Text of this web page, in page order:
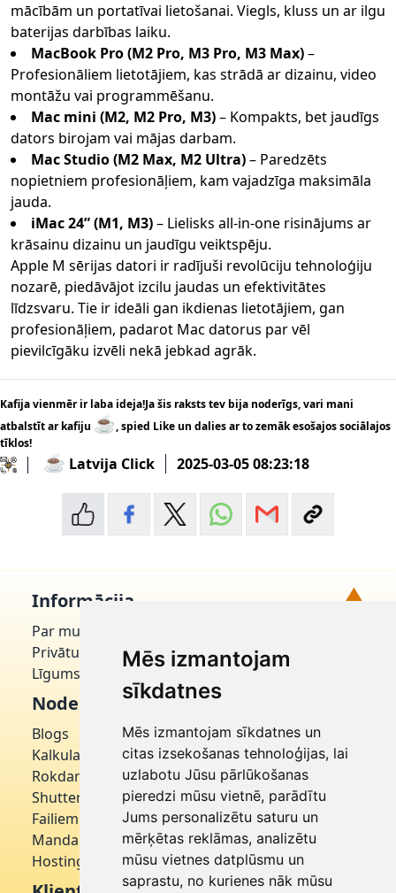
Mēs izmantojam
sīkdatnes
Mēs izmantojam sīkdatnes un
citas izsekošanas tehnoloģijas, lai
uzlabotu Jūsu pārlūkošanas
pieredzi mūsu vietnē, parādītu
Jums personalizētu saturu un
mērķētas reklāmas, analizētu
mūsu vietnes datplūsmu un
saprastu, no kurienes nāk mūsu
mācībām un portatīvai lietošanai. Viegls, kluss un ar ilgu
baterijas darbības laiku.
MacBook Pro (M2 Pro, M3 Pro, M3 Max)–
Profesionāliem lietotājiem, kas strādā ar dizainu, video
montāžu vai programmēšanu.
Mac mini (M2, M2 Pro, M3)– Kompakts, bet jaudīgs
dators birojam vai mājas darbam.
Mac Studio (M2 Max, M2 Ultra)– Paredzēts
nopietniem profesionāļiem, kam vajadzīga maksimāla
jauda.
iMac 24” (M1, M3)– Lielisks all-in-one risinājums ar
krāsainu dizainu un jaudīgu veiktspēju.
Apple M sērijas datori ir radījuši revolūciju tehnoloģiju
nozarē, piedāvājot izcilu jaudas un efektivitātes
līdzsvaru. Tie ir ideāli gan ikdienas lietotājiem, gan
profesionāļiem, padarot Mac datorus par vēl
pievilcīgāku izvēli nekā jebkad agrāk.
Kafija vienmēr ir laba ideja!Ja šis raksts tev bija noderīgs, vari mani
atbalstīt ar kafiju ☕, spied Like un dalies ar to zemāk esošajos sociālajos
tīklos!
☕ Latvija Click 2025-03-05 08:23:18
▲
Informācija
Par mums
Privātuma politika
Līgums par domēnu
Noderīgi
Blogs
Kalkulatori
Rokdarbniece
Shutterstock
Failiem
Mandarīns
Hostinger